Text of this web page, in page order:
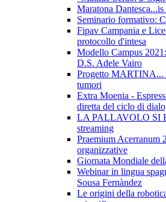
Maratona
Seminario formativo:
Fipav Campania e
protocollo d'intesa
Modello Campus
D.S. Adele Vairo
Progetto MARTINA...
tumori
Extra Moenia -
diretta del ciclo di
LA PALLAVOLO SI
streaming
Praemium Acerranum
organizzative
Giornata Mondiale
Webinar in lingua
Sousa Fernàndez
Le origini della